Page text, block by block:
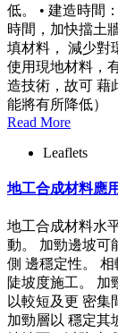
低。 • 建造時間
時間，加快擋土
填材料， 減少對
使用現地材料，
造技術，故可 藉
能將有所降低）
Read More
Leaflets
地工合成材料應
地工合成材料水
動。 加勁邊坡可
側 邊穩定性。
陡坡度施工。 加
以較短及更 密集
加勁層以 穩定其